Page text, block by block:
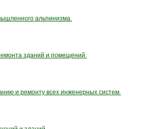
альпинизма.
зданий и помещений.
и ремонту всех инженерных систем.